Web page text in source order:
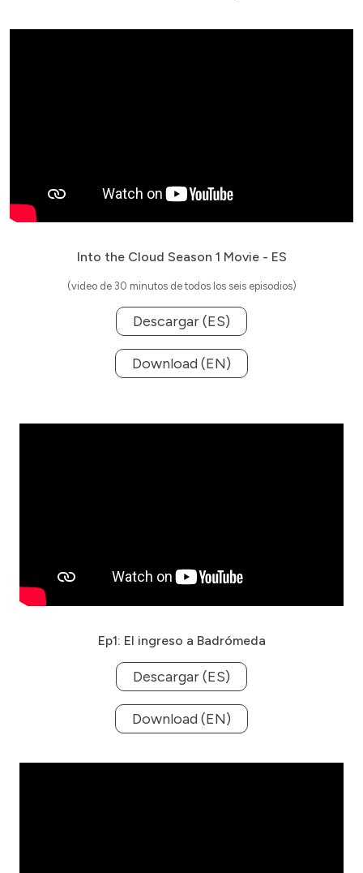
Into the Cloud Season 1 Movie - ES
(video de 30 minutos de todos los seis episodios)
Descargar (ES)
Download (EN)
Ep1: El ingreso a Badrómeda
Descargar (ES)
Download (EN)